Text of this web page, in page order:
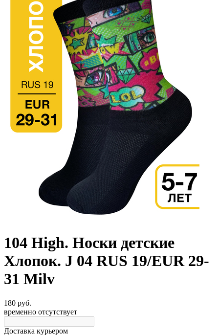
104 High. Носки детские
Хлопок. J 04 RUS 19/EUR 29-
31 Milv
180 руб.
временно отсутствует
Доставка курьером